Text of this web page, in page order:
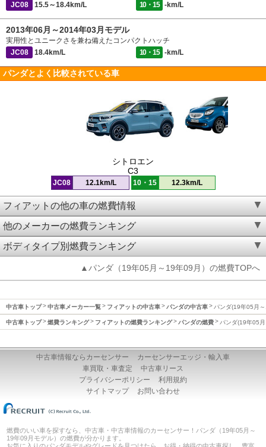
JC08
15.5～18.4km/L 10・15 -km/L
2013年06月～2014年03月モデル
実用性とユニークさを兼ね備えたコンパクトハッチ
JC08
18.4km/L 10・15 -km/L
パンダとよく比較されている車
シトロエン
C3
JC08 12.1km/L 10・15 12.3km/L
フィアットの他の車の燃費情報
他のメーカーの燃費ランキング
ボディタイプ別燃費ランキング
▲パンダ（19年05月～19年09月）の燃費TOPへ
中古車トップ 中古車メーカー一覧 フィアットの中古車 パンダの中古車 パンダ(19年05月
中古車トップ 燃費ランキング フィアットの燃費ランキング パンダの燃費 パンダ(19年05
中古車情報ならカーセンサー
カーセンサーエッジ・輸入車
車買取・車査定
中古車リース
プライバシーポリシー
利用規約
サイトマップ
お問い合わせ
燃費のいい車を探すなら、中古車・中古車情報のカーセンサー！パンダ（19年05月～
19年09月モデル）の燃費が分かります。